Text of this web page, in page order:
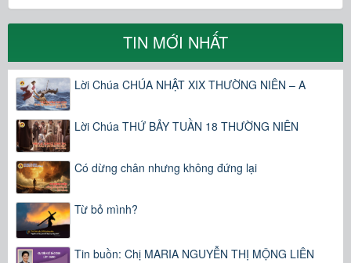
TIN MỚI NHẤT
Lời Chúa CHÚA NHẬT XIX THƯỜNG NIÊN – A
Lời Chúa THỨ BẢY TUẦN 18 THƯỜNG NIÊN
Có dừng chân nhưng không đứng lại
Từ bỏ mình?
Tin buồn: Chị MARIA NGUYỄN THỊ MỘNG LIÊN